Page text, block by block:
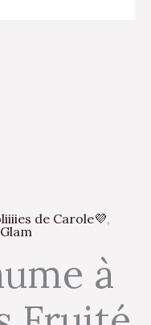
de Carole💜,
à